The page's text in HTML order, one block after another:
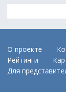
О проекте
Рейтинги
Для